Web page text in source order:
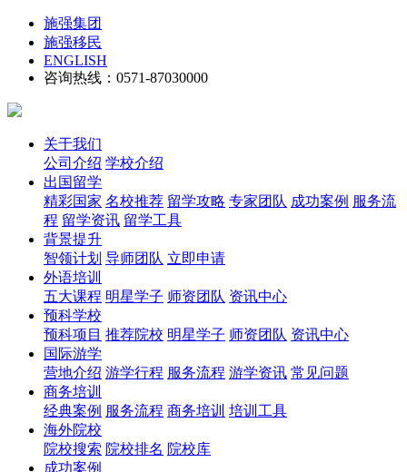
施强集团
施强移民
ENGLISH
咨询热线：0571-87030000
关于我们
公司介绍 学校介绍
出国留学
精彩国家 名校推荐 留学攻略 专家团队 成功案例 服务流
程 留学资讯 留学工具
背景提升
智领计划 导师团队 立即申请
外语培训
五大课程 明星学子 师资团队 资讯中心
预科学校
预科项目 推荐院校 明星学子 师资团队 资讯中心
国际游学
营地介绍 游学行程 服务流程 游学资讯 常见问题
商务培训
经典案例 服务流程 商务培训 培训工具
海外院校
院校搜索 院校排名 院校库
成功案例